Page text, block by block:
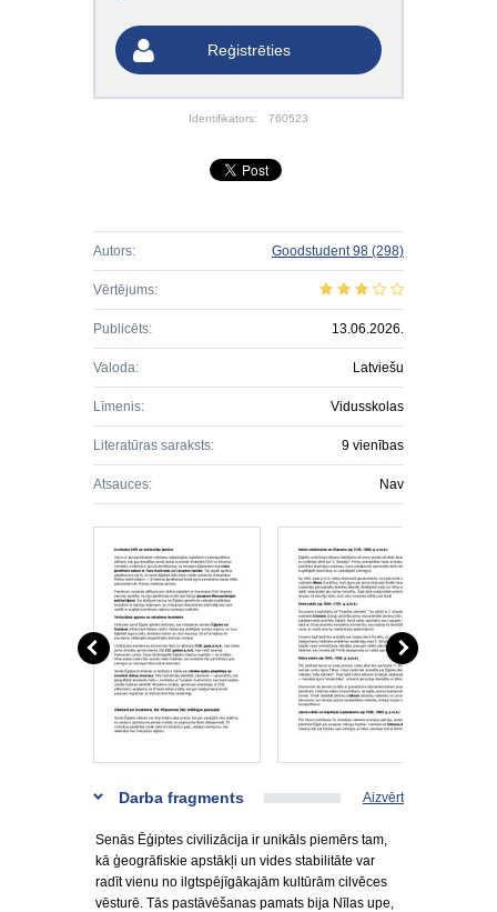
Reģistrēties
Identifikators: 760523
Autors: Goodstudent 98 (298)
Vērtējums:
Publicēts: 13.06.2026.
Valoda: Latviešu
Līmenis: Vidusskolas
Literatūras saraksts: 9 vienības
Atsauces: Nav
Darba fragments Aizvērt
Senās Ēģiptes civilizācija ir unikāls piemērs tam,
kā ģeogrāfiskie apstākļi un vides stabilitāte var
radīt vienu no ilgtspējīgākajām kultūrām cilvēces
vēsturē. Tās pastāvēšanas pamats bija Nīlas upe,